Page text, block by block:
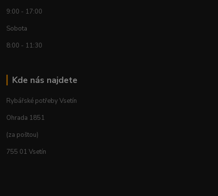
9:00 - 17:00
Sobota
8:00 - 11:30
Kde nás najdete
Rybářské potřeby Vsetín
Ohrada 1851
(za poštou)
755 01 Vsetín